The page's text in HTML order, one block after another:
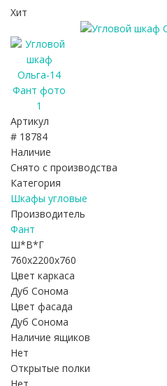
Хит
Артикул
# 18784
Наличие
Снято с производства
Категория
Шкафы угловые
Производитель
Фант
Ш*В*Г
760x2200x760
Цвет каркаса
Дуб Сонома
Цвет фасада
Дуб Сонома
Наличие ящиков
Нет
Открытые полки